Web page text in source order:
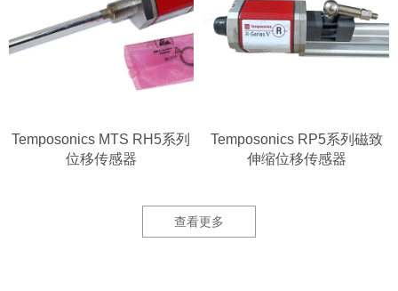
Temposonics MTS RH5系列
位移传感器
Temposonics RP5系列磁致
伸缩位移传感器
查看更多